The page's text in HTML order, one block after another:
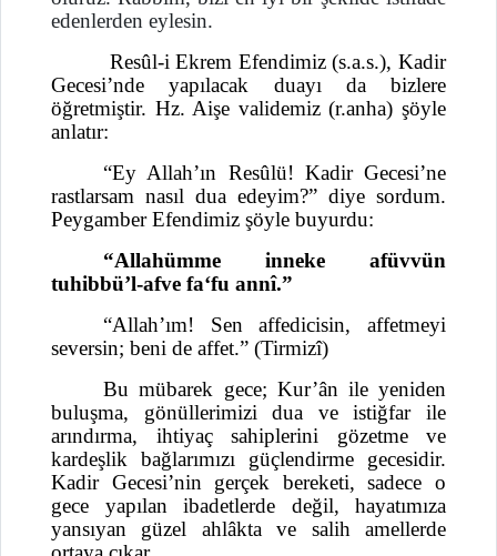
edenlerden eylesin.
Resûl-i Ekrem Efendimiz (s.a.s.), Kadir
Gecesi’nde yapılacak duayı da bizlere
öğretmiştir. Hz. Aişe validemiz (r.anha) şöyle
anlatır:
“Ey Allah’ın Resûlü! Kadir Gecesi’ne
rastlarsam nasıl dua edeyim?” diye sordum.
Peygamber Efendimiz şöyle buyurdu:
“Allahümme inneke afüvvün
tuhibbü’l-afve fa‘fu annî.”
“Allah’ım! Sen affedicisin, affetmeyi
seversin; beni de affet.” (Tirmizî)
Bu mübarek gece; Kur’ân ile yeniden
buluşma, gönüllerimizi dua ve istiğfar ile
arındırma, ihtiyaç sahiplerini gözetme ve
kardeşlik bağlarımızı güçlendirme gecesidir.
Kadir Gecesi’nin gerçek bereketi, sadece o
gece yapılan ibadetlerde değil, hayatımıza
yansıyan güzel ahlâkta ve salih amellerde